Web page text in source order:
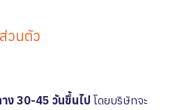
วนตัว
ง 30-45 วันขึ้นไป โดยบริษัทจะ